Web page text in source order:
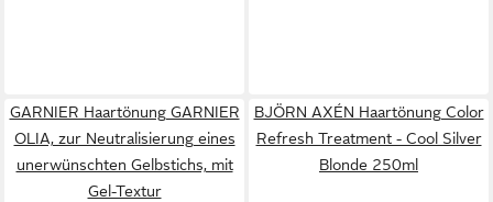
GARNIER Haartönung GARNIER
OLIA, zur Neutralisierung eines
unerwünschten Gelbstichs, mit
Gel-Textur
BJÖRN AXÉN Haartönung Color
Refresh Treatment - Cool Silver
Blonde 250ml